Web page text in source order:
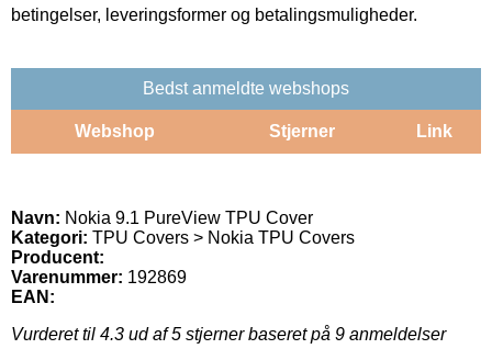
betingelser, leveringsformer og betalingsmuligheder.
Bedst anmeldte webshops
Webshop Stjerner Link
Navn: Nokia 9.1 PureView TPU Cover
Kategori: TPU Covers > Nokia TPU Covers
Producent:
Varenummer: 192869
EAN:
Vurderet til 4.3 ud af 5 stjerner baseret på 9 anmeldelser